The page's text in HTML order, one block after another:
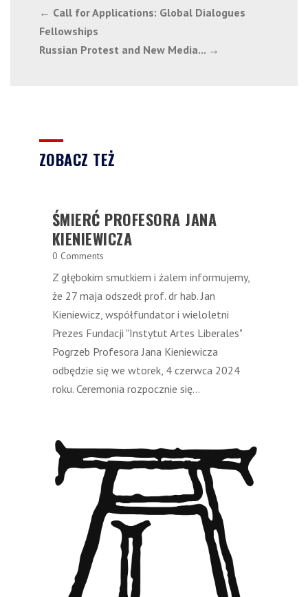
← Call for Applications: Global Dialogues
Fellowships
Russian Protest and New Media...→
ZOBACZ TEŻ
ŚMIERĆ PROFESORA JANA
KIENIEWICZA
0 Comments
Z głębokim smutkiem i żalem informujemy,
że 27 maja odszedł prof. dr hab. Jan
Kieniewicz, współfundator i wieloletni
Prezes Fundacji "Instytut Artes Liberales"
Pogrzeb Profesora Jana Kieniewicza
odbędzie się we wtorek, 4 czerwca 2024
roku. Ceremonia rozpocznie się...